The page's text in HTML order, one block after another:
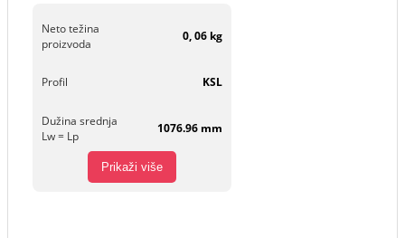
Neto težina
proizvoda
0, 06 kg
Profil KSL
Dužina srednja
Lw = Lp
1076.96 mm
Prikaži više